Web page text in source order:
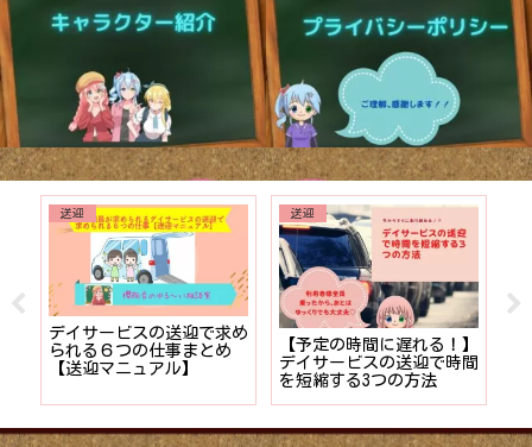
送迎
デイサービスの送迎で求め
られる６つの仕事まとめ
【送迎マニュアル】
送迎
【予定の時間に遅れる！】
デイサービスの送迎で時間
を短縮する3つの方法